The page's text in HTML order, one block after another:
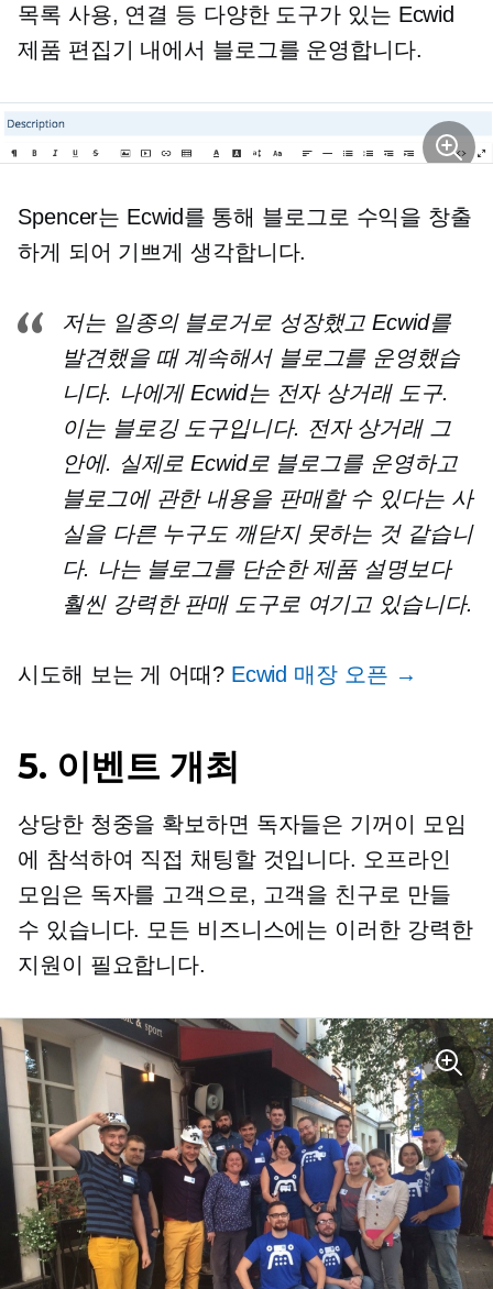
목록 사용, 연결 등 다양한 도구가 있는 Ecwid
제품 편집기 내에서 블로그를 운영합니다.
Spencer는 Ecwid를 통해 블로그로 수익을 창출
하게 되어 기쁘게 생각합니다.
저는 일종의 블로거로 성장했고 Ecwid를
발견했을 때 계속해서 블로그를 운영했습
니다. 나에게 Ecwid는 전자 상거래도구.
이는 블로깅 도구입니다. 전자 상거래그
안에. 실제로 Ecwid로 블로그를 운영하고
블로그에 관한 내용을 판매할 수 있다는 사
실을 다른 누구도 깨닫지 못하는 것 같습니
다. 나는 블로그를 단순한 제품 설명보다
훨씬 강력한 판매 도구로 여기고 있습니다.
시도해 보는 게 어때? Ecwid 매장 오픈 →
5. 이벤트 개최
상당한 청중을 확보하면 독자들은 기꺼이 모임
에 참석하여 직접 채팅할 것입니다. 오프라인
모임은 독자를 고객으로, 고객을 친구로 만들
수 있습니다. 모든 비즈니스에는 이러한 강력한
지원이 필요합니다.